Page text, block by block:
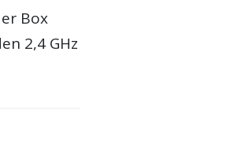
Box
2,4 GHz